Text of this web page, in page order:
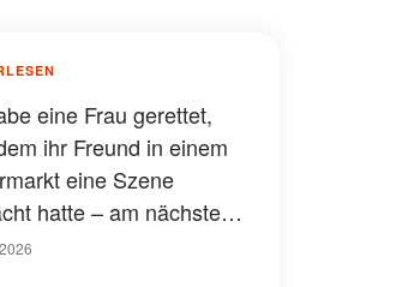
eine Frau gerettet,
ihr Freund in einem
eine Szene
hatte – am nächsten
sie vor meiner Tür